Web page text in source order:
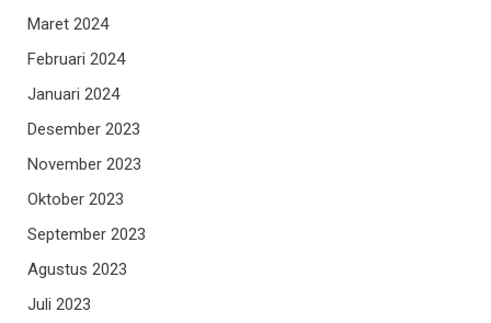
Maret 2024
Februari 2024
Januari 2024
Desember 2023
November 2023
Oktober 2023
September 2023
Agustus 2023
Juli 2023